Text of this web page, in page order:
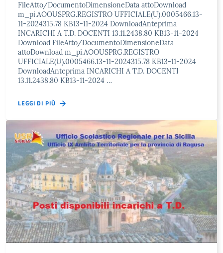
FileAtto/DocumentoDimensioneData attoDownload
m_pi.AOOUSPRG.REGISTRO UFFICIALE(U).0005466.13-
11-2024315.78 KB13-11-2024 DownloadAnteprima
INCARICHI A T.D. DOCENTI 13.11.2438.80 KB13-11-2024
Download FileAtto/DocumentoDimensioneData
attoDownload m_pi.AOOUSPRG.REGISTRO
UFFICIALE(U).0005466.13-11-2024315.78 KB13-11-2024
DownloadAnteprima INCARICHI A T.D. DOCENTI
13.11.2438.80 KB13-11-2024 …
LEGGI DI PIÙ